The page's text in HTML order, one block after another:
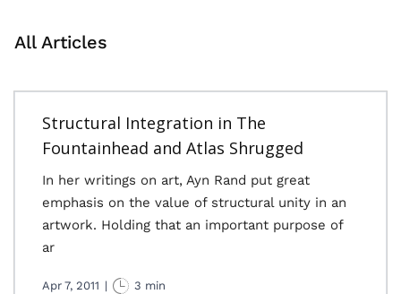
All Articles
Structural Integration in The
Fountainhead and Atlas Shrugged
In her writings on art, Ayn Rand put great
emphasis on the value of structural unity in an
artwork. Holding that an important purpose of
ar
Apr 7, 2011 | 3 min